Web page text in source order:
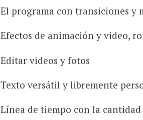
El programa con transiciones y
Efectos de animación y video,
Editar videos y fotos
Texto versátil y libremente
Línea de tiempo con la